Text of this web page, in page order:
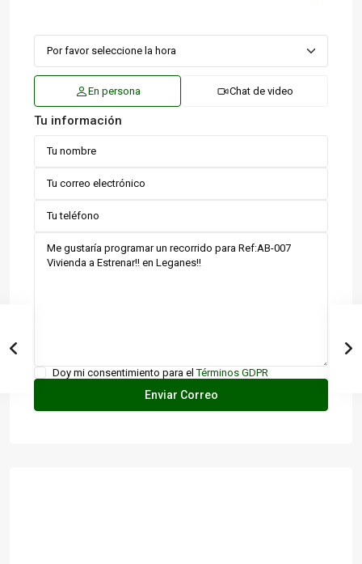
En persona Chat de video
Tu información
Doy mi consentimiento para elTérminos GDPR